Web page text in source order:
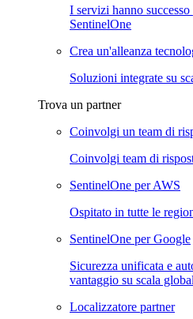
I servizi hanno
SentinelOne
Crea un'alleanza
Soluzioni integrate su
Trova un partner
Coinvolgi un team di
Coinvolgi team di
SentinelOne per AWS
Ospitato in tutte le
SentinelOne per Google
Sicurezza unificata e
vantaggio su scala
Localizzatore partner